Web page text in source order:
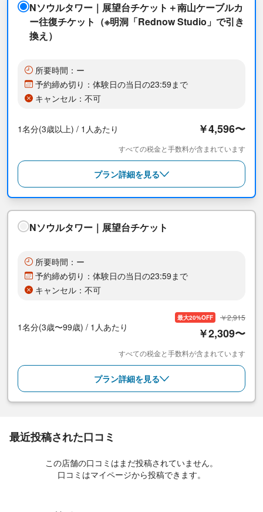
Nソウルタワー｜展望台チケット＋南山ケーブルカ
ー往復チケット（※明洞「Rednow Studio」で引き
換え）
所要時間：ー
予約締め切り：体験日の当日の23:59まで
キャンセル：不可
1名分(3歳以上) / 1人あたり ￥4,596〜
すべての税金と手数料が含まれています
プラン詳細を見る
Nソウルタワー｜展望台チケット
所要時間：ー
予約締め切り：体験日の当日の23:59まで
キャンセル：不可
1名分(3歳〜99歳) / 1人あたり
最大20%OFF ￥2,915
￥2,309〜
すべての税金と手数料が含まれています
プラン詳細を見る
最近投稿された口コミ
この店舗の口コミはまだ投稿されていません。
口コミはマイページから投稿できます。